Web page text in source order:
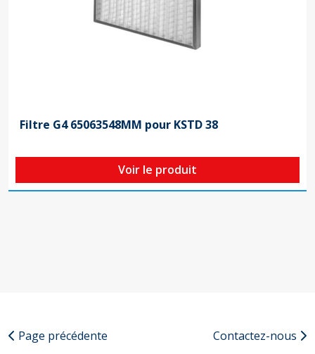
Filtre G4 65063548MM pour KSTD 38
Voir le produit
Page précédente Contactez-nous